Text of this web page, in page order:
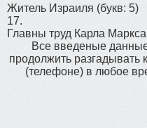
Житель Израиля (букв: 5)
17.
Главны труд Карла Маркса
Все введеные
продолжить разгадывать
(телефоне) в любое